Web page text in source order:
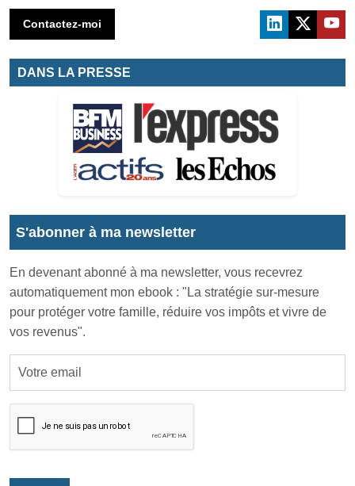
Contactez-moi
DANS LA PRESSE
S'abonner à ma newsletter
En devenant abonné à ma newsletter, vous recevrez
automatiquement mon ebook : "La stratégie sur-mesure
pour protéger votre famille, réduire vos impôts et vivre de
vos revenus".